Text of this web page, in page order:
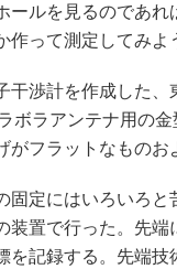
ールを見るのであ
作って測定してみよ
渉計を作成した、
ボラアンテナ用の
がフラットなものお
定にはいろいろと
装置で行った。先
を記録する。先端